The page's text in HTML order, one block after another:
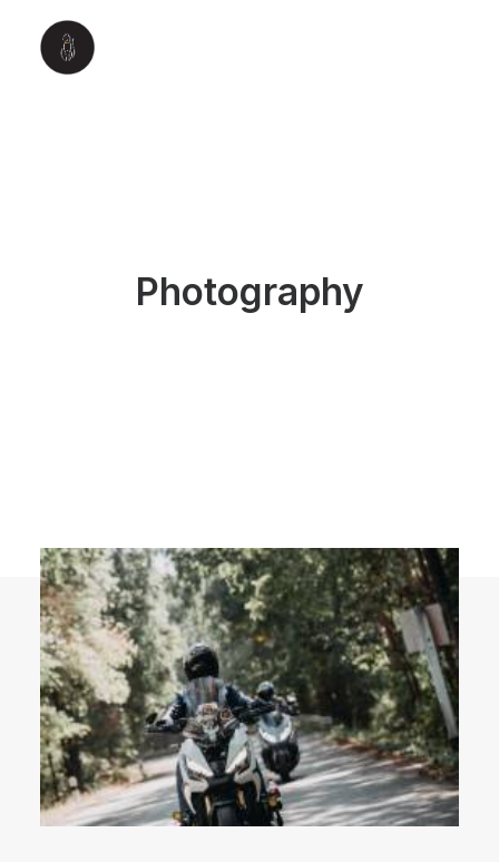
Photography